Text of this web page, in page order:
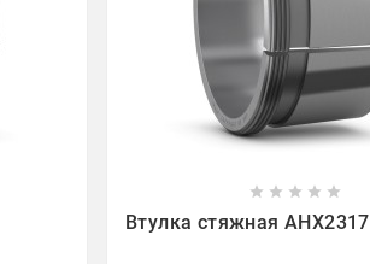
 
    
Втулка стяжная AHX2317